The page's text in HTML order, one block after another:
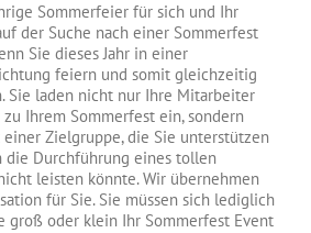
Sommerfeier für sich und Ihr
der Suche nach einer Sommerfest
Sie dieses Jahr in einer
feiern und somit gleichzeitig
Sie laden nicht nur Ihre Mitarbeiter
Ihrem Sommerfest ein, sondern
Zielgruppe, die Sie unterstützen
die Durchführung eines tollen
leisten könnte. Wir übernehmen
für Sie. Sie müssen sich lediglich
groß oder klein Ihr Sommerfest Event